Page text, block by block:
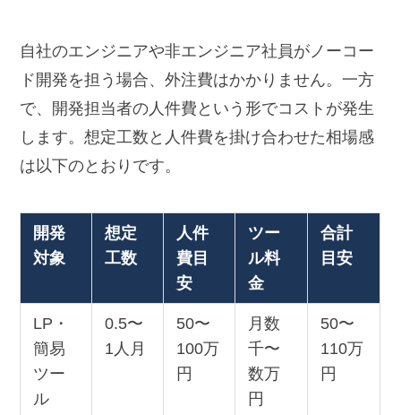
自社のエンジニアや非エンジニア社員がノーコー
ド開発を担う場合、外注費はかかりません。一方
で、開発担当者の人件費という形でコストが発生
します。想定工数と人件費を掛け合わせた相場感
は以下のとおりです。
開発
対象
想定
工数
人件
費目
安
ツー
ル料
金
合計
目安
LP・
簡易
ツー
ル
0.5〜
1人月
50〜
100万
円
月数
千〜
数万
円
50〜
110万
円